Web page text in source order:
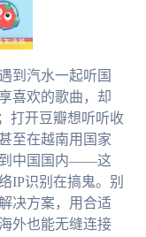
到汽水一起听国
喜欢的歌曲，却
打开豆瓣想听听收
至在越南用国家
到中国国内——这
IP识别在搞鬼。别
决方案，用合适
外也能无缝连接